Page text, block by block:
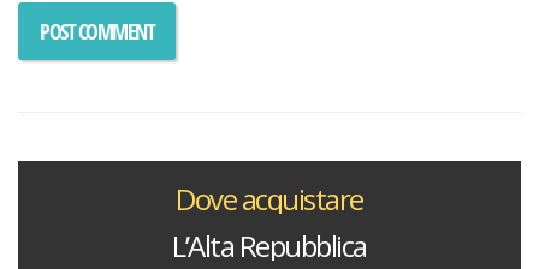
Dove acquistare
L’Alta Repubblica